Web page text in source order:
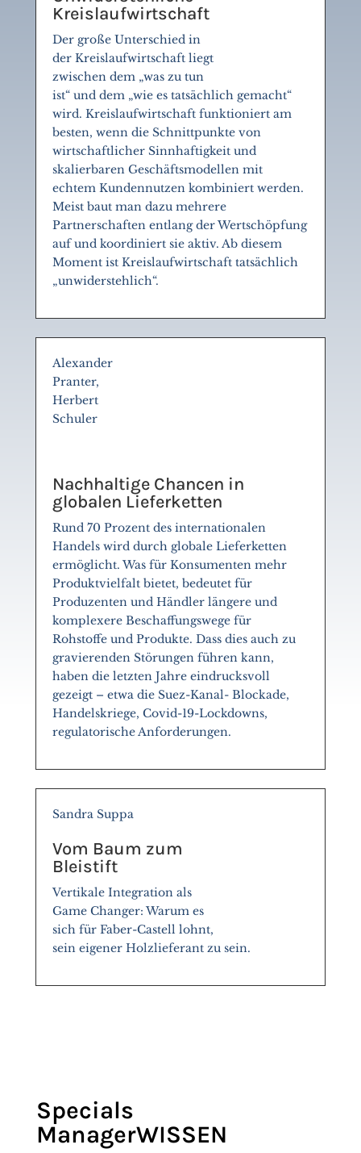
Kreislaufwirtschaft
Der große Unterschied in
der Kreislaufwirtschaft liegt
zwischen dem „was zu tun
ist“ und dem „wie es tatsächlich gemacht“
wird. Kreislaufwirtschaft funktioniert am
besten, wenn die Schnittpunkte von
wirtschaftlicher Sinnhaftigkeit und
skalierbaren Geschäftsmodellen mit
echtem Kundennutzen kombiniert werden.
Meist baut man dazu mehrere
Partnerschaften entlang der Wertschöpfung
auf und koordiniert sie aktiv. Ab diesem
Moment ist Kreislaufwirtschaft tatsächlich
„unwiderstehlich“.
Alexander
Pranter,
Herbert
Schuler
Nachhaltige Chancen in
globalen Lieferketten
Rund 70 Prozent des internationalen
Handels wird durch globale Lieferketten
ermöglicht. Was für Konsumenten mehr
Produktvielfalt bietet, bedeutet für
Produzenten und Händler längere und
komplexere Beschaffungswege für
Rohstoffe und Produkte. Dass dies auch zu
gravierenden Störungen führen kann,
haben die letzten Jahre eindrucksvoll
gezeigt – etwa die Suez-Kanal- Blockade,
Handelskriege, Covid-19-Lockdowns,
regulatorische Anforderungen.
Sandra Suppa
Vom Baum zum
Bleistift
Vertikale Integration als
Game Changer: Warum es
sich für Faber-Castell lohnt,
sein eigener Holzlieferant zu sein.
Specials
ManagerWISSEN